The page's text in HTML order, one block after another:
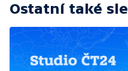
Ostatní také